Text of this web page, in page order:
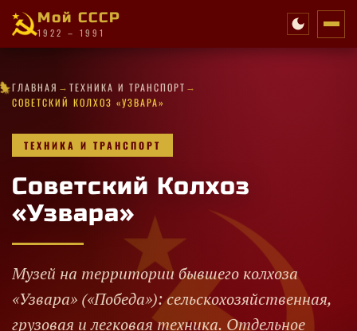
Мой СССР
1922 – 1991
★
✧
✧
·
★
★
★
·✦
·✦
★
✦
★
✧
✧
✧
★
★
✦
·✧
·★
·✧
★
✧ ГЛАВНАЯ → ТЕХНИКА И ТРАНСПОРТ →
СОВЕТСКИЙ КОЛХОЗ «УЗВАРА»
ТЕХНИКА И ТРАНСПОРТ
Советский Колхоз
«Узвара»
Музей на территории бывшего колхоза
«Узвара» («Победа»): сельскохозяйственная,
грузовая и легковая техника. Отдельное